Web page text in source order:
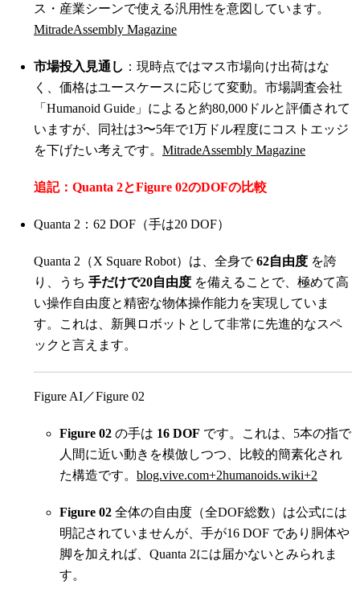
ス・産業シーンで使える汎用性を意図しています。
MitradeAssembly Magazine
市場投入見通し ：現時点ではマス市場向け出荷はな
く、価格はユースケースに応じて変動。市場調査会社
「Humanoid Guide」によると約80,000ドルと評価されて
いますが、同社は3〜5年で1万ドル程度にコストエッジ
を下げたい考えです。 MitradeAssembly Magazine
追記：Quanta 2とFigure 02のDOFの比較
Quanta 2：62 DOF（手は20 DOF）
Quanta 2（X Square Robot）は、全身で62自由度 を誇
り、うち 手だけで20自由度 を備えることで、極めて高
い操作自由度と精密な物体操作能力を実現していま
す。これは、新興ロボットとして非常に先進的なスペ
ックと言えます。
Figure AI／Figure 02
Figure 02 の手は 16 DOF です。これは、5本の指で
人間に近い動きを模倣しつつ、比較的簡素化され
た構造です。 blog.vive.com+2humanoids.wiki+2
Figure 02 全体の自由度（全DOF総数）は公式には
明記されていませんが、手が16 DOF であり胴体や
脚を加えれば、Quanta 2には届かないとみられま
す。